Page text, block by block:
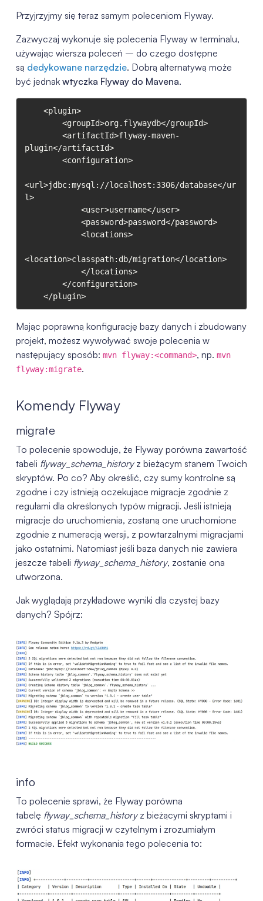
Przyjrzyjmy się teraz samym poleceniom Flyway.
Zazwyczaj wykonuje się polecenia Flyway w terminalu,
używając wiersza poleceń – do czego dostępne
są dedykowane narzędzie. Dobrą alternatywą może
być jednak wtyczka Flyway do Mavena.
plugin</artifactId>
<url>jdbc:mysql://localhost:3306/database</ur
l>
<location>classpath:db/migration</location>
    </plugin>
Mając poprawną konfigurację bazy danych i zbudowany
projekt, możesz wywoływać swoje polecenia w
następujący sposób: mvn flyway:<command>, np. mvn
flyway:migrate.
Komendy Flyway
migrate
To polecenie spowoduje, że Flyway porówna zawartość
tabeli flyway_schema_historyz bieżącym stanem Twoich
skryptów. Po co? Aby określić, czy sumy kontrolne są
zgodne i czy istnieją oczekujące migracje zgodnie z
regułami dla określonych typów migracji. Jeśli istnieją
migracje do uruchomienia, zostaną one uruchomione
zgodnie z numeracją wersji, z powtarzalnymi migracjami
jako ostatnimi. Natomiast jeśli baza danych nie zawiera
jeszcze tabeli flyway_schema_history, zostanie ona
utworzona.
Jak wyglądają przykładowe wyniki dla czystej bazy
danych? Spójrz:
info
To polecenie sprawi, że Flyway porówna
tabelę flyway_schema_historyz bieżącymi skryptami i
zwróci status migracji w czytelnym i zrozumiałym
formacie. Efekt wykonania tego polecenia to: